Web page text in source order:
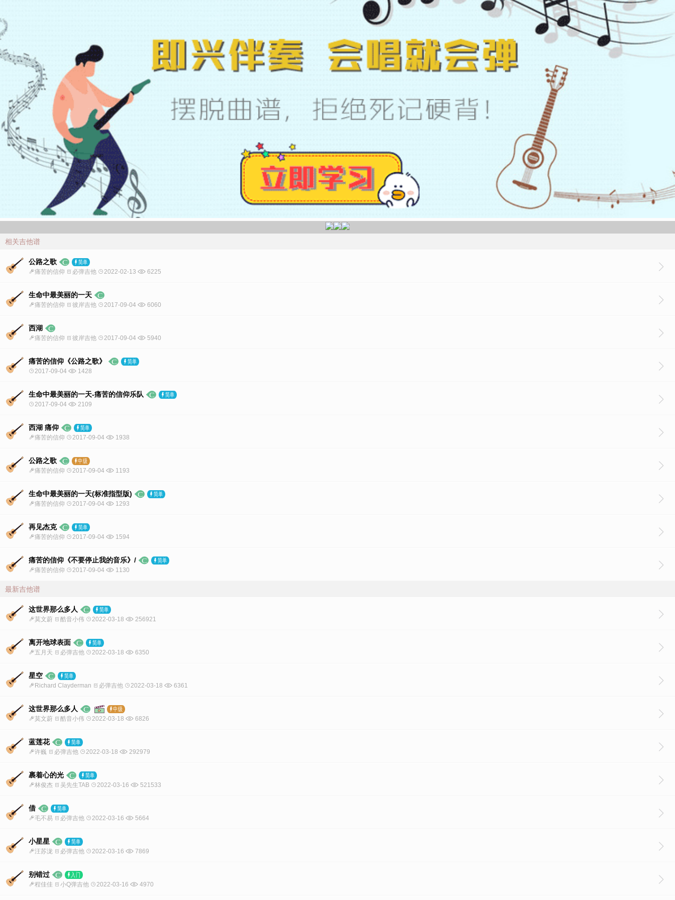
相关吉他谱
公路之歌
痛苦的信仰 必弹吉他 2022-02-13 6225
生命中最美丽的一天
痛苦的信仰 彼岸吉他 2017-09-04 6060
西湖
痛苦的信仰 彼岸吉他 2017-09-04 5940
痛苦的信仰《公路之歌》
2017-09-04 1428
生命中最美丽的一天-痛苦的信仰乐队
2017-09-04 2109
西湖 痛仰
痛苦的信仰 2017-09-04 1938
公路之歌
痛苦的信仰 2017-09-04 1193
生命中最美丽的一天(标准指型版)
痛苦的信仰 2017-09-04 1293
再见杰克
痛苦的信仰 2017-09-04 1594
痛苦的信仰《不要停止我的音乐》/
痛苦的信仰 2017-09-04 1130
最新吉他谱
这世界那么多人
莫文蔚 酷音小伟 2022-03-18 256921
离开地球表面
五月天 必弹吉他 2022-03-18 6350
星空
Richard Clayderman 必弹吉他 2022-03-18 6361
这世界那么多人
莫文蔚 酷音小伟 2022-03-18 6826
蓝莲花
许巍 必弹吉他 2022-03-18 292979
裹着心的光
林俊杰 吴先生TAB 2022-03-16 521533
借
毛不易 必弹吉他 2022-03-16 5664
小星星
汪苏泷 必弹吉他 2022-03-16 7869
别错过
程佳佳 小Q弹吉他 2022-03-16 4970